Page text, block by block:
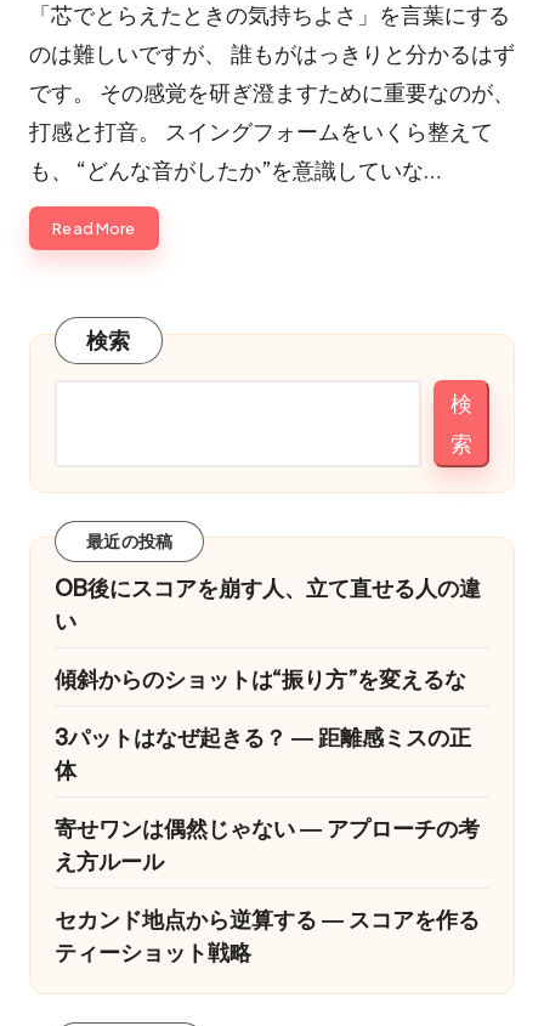
「芯でとらえたときの気持ちよさ」を言葉にする
のは難しいですが、 誰もがはっきりと分かるはず
です。 その感覚を研ぎ澄ますために重要なのが、
打感と打音。 スイングフォームをいくら整えて
も、 “どんな音がしたか”を意識していな…
Read More
検索
検
索
最近の投稿
OB後にスコアを崩す人、立て直せる人の違
い
傾斜からのショットは“振り方”を変えるな
3パットはなぜ起きる？ ― 距離感ミスの正
体
寄せワンは偶然じゃない ― アプローチの考
え方ルール
セカンド地点から逆算する ― スコアを作る
ティーショット戦略